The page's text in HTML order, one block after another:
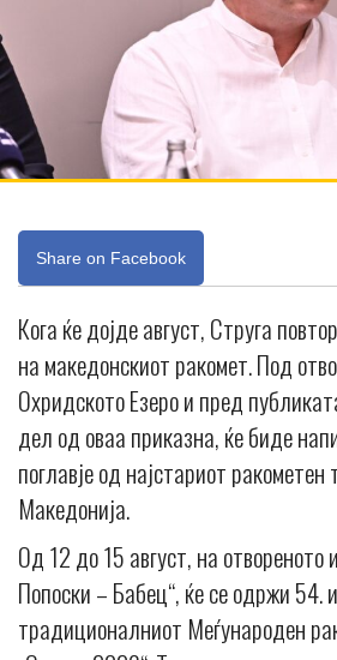
Share on Facebook
Кога ќе дојде август, Струга
на македонскиот ракомет. Под
Охридското Езеро и пред
дел од оваа приказна, ќе биде
поглавје од најстариот ракометен
Македонија.
Од 12 до 15 август, на отвореното
Попоски – Бабец“, ќе се одржи 54.
традиционалниот Меѓународен